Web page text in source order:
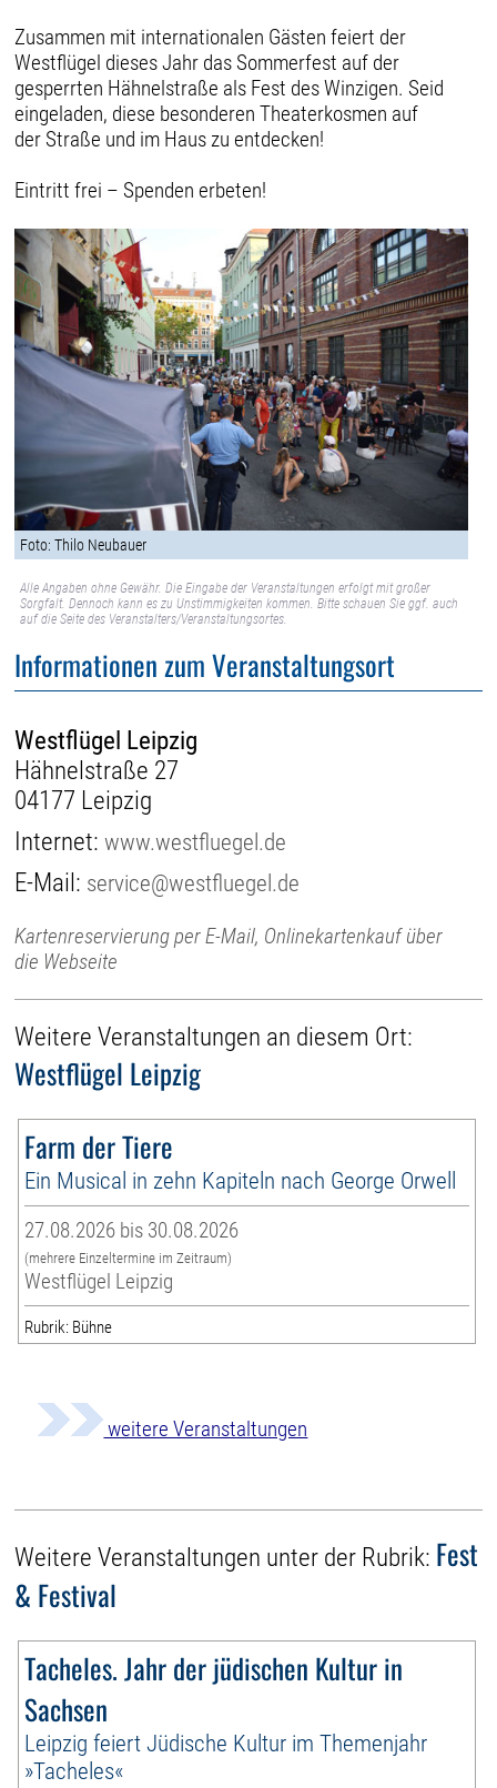
Zusammen mit internationalen Gästen feiert der
Westflügel dieses Jahr das Sommerfest auf der
gesperrten Hähnelstraße als Fest des Winzigen. Seid
eingeladen, diese besonderen Theaterkosmen auf
der Straße und im Haus zu entdecken!
Eintritt frei – Spenden erbeten!
Foto: Thilo Neubauer
Alle Angaben ohne Gewähr. Die Eingabe der Veranstaltungen erfolgt mit großer
Sorgfalt. Dennoch kann es zu Unstimmigkeiten kommen. Bitte schauen Sie ggf. auch
auf die Seite des Veranstalters/Veranstaltungsortes.
Informationen zum Veranstaltungsort
Westflügel Leipzig
Hähnelstraße 27
04177 Leipzig
Internet:www.westfluegel.de
E-Mail: service@westfluegel.de
Kartenreservierung per E-Mail, Onlinekartenkauf über
die Webseite
Weitere Veranstaltungen an diesem Ort:
Westflügel Leipzig
Farm der Tiere
Ein Musical in zehn Kapiteln nach George Orwell
27.08.2026 bis 30.08.2026
(mehrere Einzeltermine im Zeitraum)
Westflügel Leipzig
Rubrik: Bühne
weitere Veranstaltungen
Weitere Veranstaltungen unter der Rubrik: Fest
& Festival
Tacheles. Jahr der jüdischen Kultur in
Sachsen
Leipzig feiert Jüdische Kultur im Themenjahr
»Tacheles«